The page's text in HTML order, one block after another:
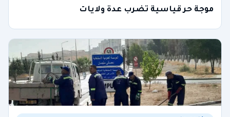
موجة حر قياسية تضرب عدة ولايات